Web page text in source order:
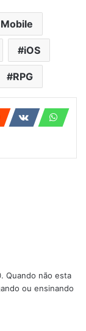
iOS
RPG
Quando não esta
ou ensinando